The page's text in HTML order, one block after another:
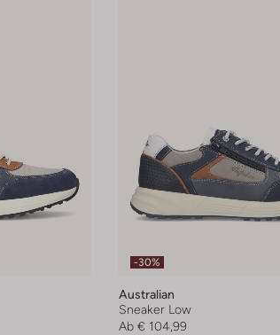
-30%
Australian
Sneaker Low
Ab € 104,99